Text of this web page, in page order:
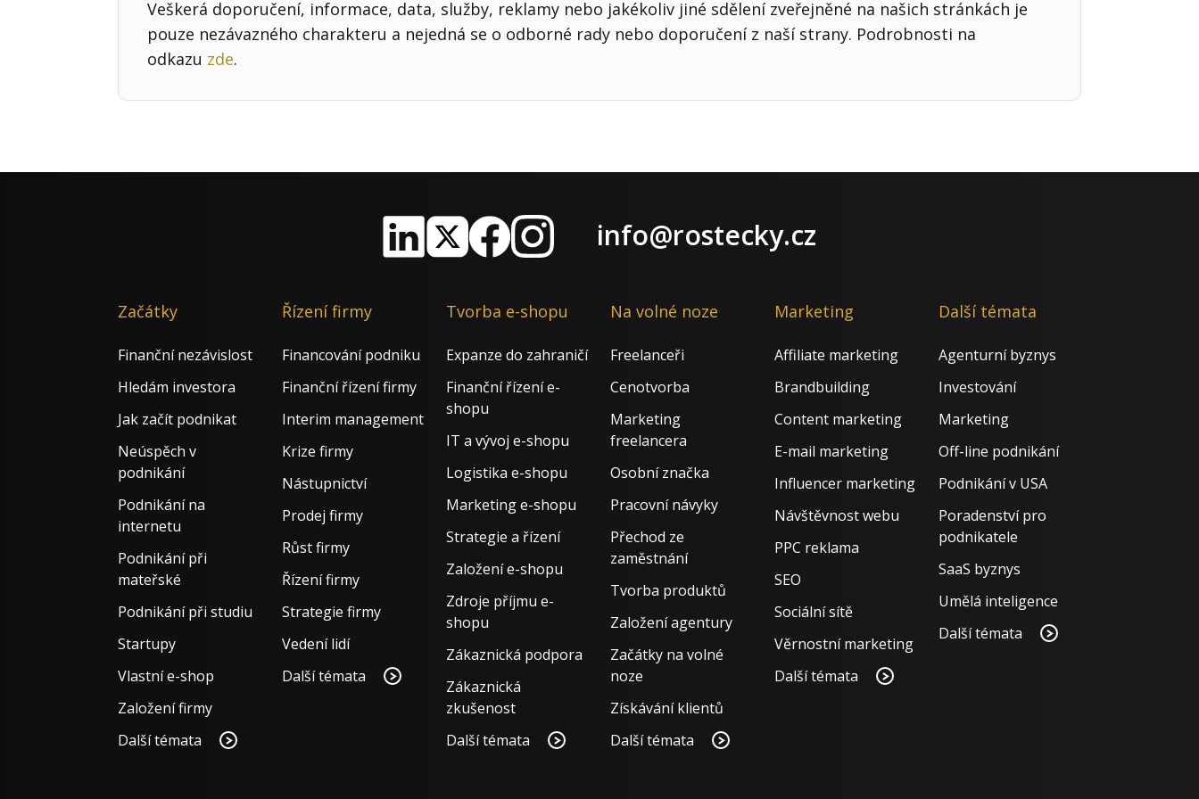
Veškerá doporučení, informace, data, služby, reklamy nebo jakékoliv jiné sdělení zveřejněné na našich stránkách je
pouze nezávazného charakteru a nejedná se o odborné rady nebo doporučení z naší strany. Podrobnosti na
odkazu zde.
info@rostecky.cz
Začátky
Finanční nezávislost
Hledám investora
Jak začít podnikat
Neúspěch v
podnikání
Podnikání na
internetu
Podnikání při
mateřské
Podnikání při studiu
Startupy
Vlastní e-shop
Založení firmy
Další témata
Řízení firmy
Financování podniku
Finanční řízení firmy
Interim management
Krize firmy
Nástupnictví
Prodej firmy
Růst firmy
Řízení firmy
Strategie firmy
Vedení lidí
Další témata
Tvorba e-shopu
Expanze do zahraničí
Finanční řízení e-
shopu
IT a vývoj e-shopu
Logistika e-shopu
Marketing e-shopu
Strategie a řízení
Založení e-shopu
Zdroje příjmu e-
shopu
Zákaznická podpora
Zákaznická
zkušenost
Další témata
Na volné noze
Freelanceři
Cenotvorba
Marketing
freelancera
Osobní značka
Pracovní návyky
Přechod ze
zaměstnání
Tvorba produktů
Založení agentury
Začátky na volné
noze
Získávání klientů
Další témata
Marketing
Affiliate marketing
Brandbuilding
Content marketing
E-mail marketing
Influencer marketing
Návštěvnost webu
PPC reklama
SEO
Sociální sítě
Věrnostní marketing
Další témata
Další témata
Agenturní byznys
Investování
Marketing
Off-line podnikání
Podnikání v USA
Poradenství pro
podnikatele
SaaS byznys
Umělá inteligence
Další témata